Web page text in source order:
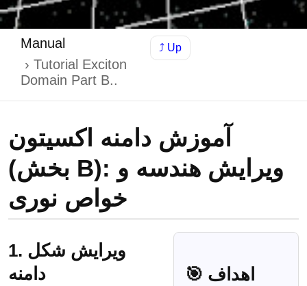
Manual
Tutorial Exciton
Domain Part B..
⤴ Up
آموزش دامنه اکسیتون
(بخش B): ویرایش هندسه و
خواص نوری
🎯 اهداف
1. ویرایش شکل
دامنه